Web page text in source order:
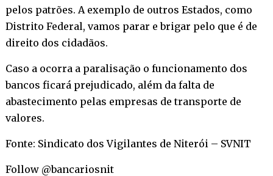
pelos patrões. A exemplo de outros Estados, como
Distrito Federal, vamos parar e brigar pelo que é de
direito dos cidadãos.
Caso a ocorra a paralisação o funcionamento dos
bancos ficará prejudicado, além da falta de
abastecimento pelas empresas de transporte de
valores.
Fonte: Sindicato dos Vigilantes de Niterói – SVNIT
Follow @bancariosnit